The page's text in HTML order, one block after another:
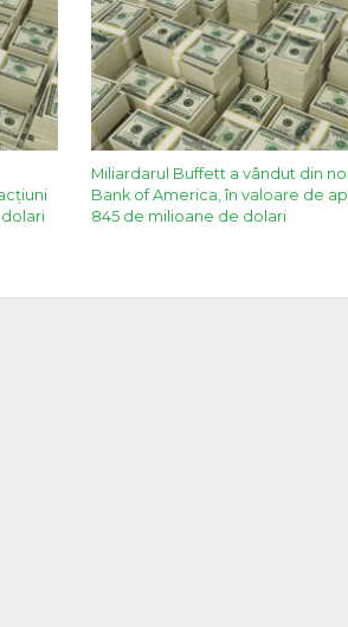
Miliardarul Buffett a vândut din
Bank of America, în valoare de
845 de milioane de dolari